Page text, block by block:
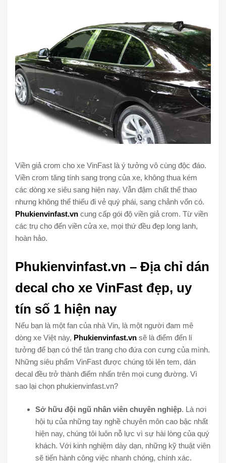
Viền giả crom cho xe VinFast là ý tưởng vô cùng độc đáo.
Viền crom tăng tính sang trọng của xe, không thua kém
các dòng xe siêu sang hiện nay. Vẫn đậm chất thể thao
nhưng không thể thiếu đi vẻ quý phái, sang chảnh vốn có.
Phukienvinfast.vn cung cấp gói độ viền giả crom. Từ viền
các trụ cho đến viền cửa xe, mọi thứ đều đẹp long lanh,
hoàn hảo.
Phukienvinfast.vn – Địa chỉ dán
decal cho xe VinFast đẹp, uy
tín số 1 hiện nay
Nếu bạn là một fan của nhà Vin, là một người đam mê
dòng xe Việt này, Phukienvinfast.vn sẽ là điểm đến lí
tưởng để bạn có thể tân trang cho đứa con cưng của mình.
Những siêu phẩm VinFast được chúng tôi lên tem, dán
decal đều trở thành điểm nhấn trên mọi cung đường. Vì
sao lại chọn phukienvinfast.vn?
Sở hữu đội ngũ nhân viên chuyên nghiệp. Là nơi
hội tụ của những tay nghề chuyên môn cao bậc nhất
hiện nay, chúng tôi luôn nỗ lực vì sự hài lòng của quý
khách. Với kinh nghiệm dày dạn, những kỹ thuật viên
sẽ tiến hành công việc nhanh chóng, chính xác.